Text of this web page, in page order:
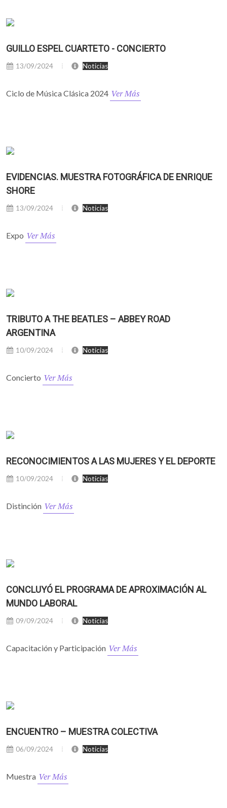
GUILLO ESPEL CUARTETO - CONCIERTO
13/09/2024 Noticias
Ciclo de Música Clásica 2024 Ver Más
EVIDENCIAS. MUESTRA FOTOGRÁFICA DE ENRIQUE
SHORE
13/09/2024 Noticias
Expo Ver Más
TRIBUTO A THE BEATLES – ABBEY ROAD
ARGENTINA
10/09/2024 Noticias
Concierto Ver Más
RECONOCIMIENTOS A LAS MUJERES Y EL DEPORTE
10/09/2024 Noticias
Distinción Ver Más
CONCLUYÓ EL PROGRAMA DE APROXIMACIÓN AL
MUNDO LABORAL
09/09/2024 Noticias
Capacitación y Participación Ver Más
ENCUENTRO – MUESTRA COLECTIVA
06/09/2024 Noticias
Muestra Ver Más